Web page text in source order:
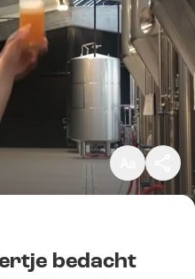
Klein
Standaard
bedacht